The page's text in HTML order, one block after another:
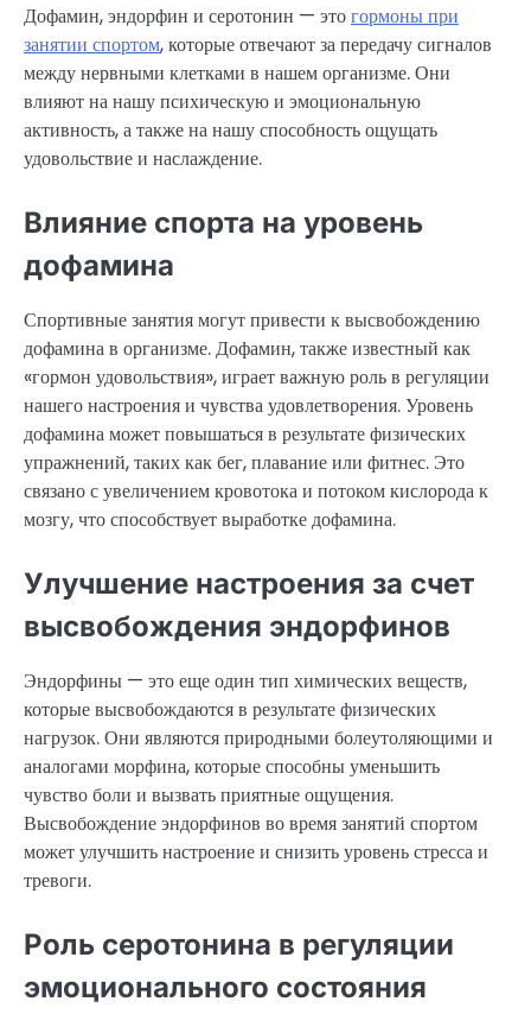
Дофамин, эндорфин и серотонин — этогормоны при
занятии спортом, которые отвечают за передачу сигналов
между нервными клетками в нашем организме. Они
влияют на нашу психическую и эмоциональную
активность, а также на нашу способность ощущать
удовольствие и наслаждение.
Влияние спорта на уровень
дофамина
Спортивные занятия могут привести к высвобождению
дофамина в организме. Дофамин, также известный как
«гормон удовольствия», играет важную роль в регуляции
нашего настроения и чувства удовлетворения. Уровень
дофамина может повышаться в результате физических
упражнений, таких как бег, плавание или фитнес. Это
связано с увеличением кровотока и потоком кислорода к
мозгу, что способствует выработке дофамина.
Улучшение настроения за счет
высвобождения эндорфинов
Эндорфины — это еще один тип химических веществ,
которые высвобождаются в результате физических
нагрузок. Они являются природными болеутоляющими и
аналогами морфина, которые способны уменьшить
чувство боли и вызвать приятные ощущения.
Высвобождение эндорфинов во время занятий спортом
может улучшить настроение и снизить уровень стресса и
тревоги.
Роль серотонина в регуляции
эмоционального состояния